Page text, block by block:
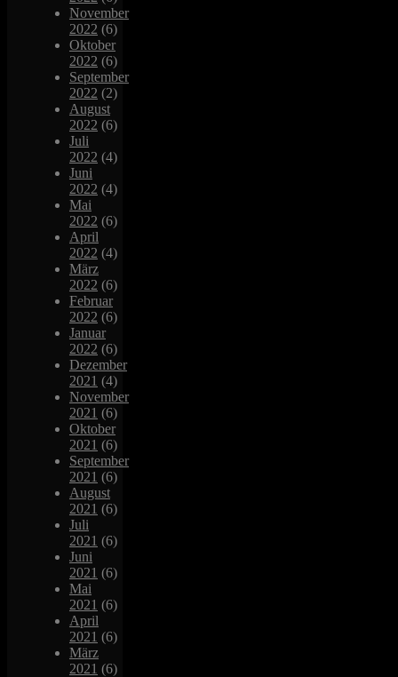
November
2022 (6)
Oktober
2022 (6)
September
2022 (2)
August
2022 (6)
Juli
2022 (4)
Juni
2022 (4)
Mai
2022 (6)
April
2022 (4)
März
2022 (6)
Februar
2022 (6)
Januar
2022 (6)
Dezember
2021 (4)
November
2021 (6)
Oktober
2021 (6)
September
2021 (6)
August
2021 (6)
Juli
2021 (6)
Juni
2021 (6)
Mai
2021 (6)
April
2021 (6)
März
2021 (6)